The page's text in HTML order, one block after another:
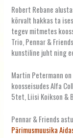
Robert Rebane
kõrvalt hakkas ta
tegev mitmetes
Trio, Pennar &
kunstiline juht ning
Martin Petermann
koosseisudes Alfa
5tet, Liisi Koikson &
Pennar & Friends
Pärimusmuusika